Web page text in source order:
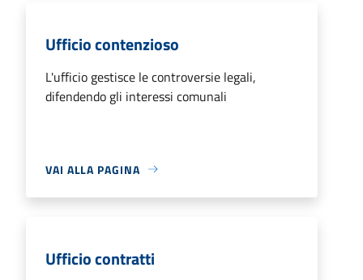
Ufficio contenzioso
L'ufficio gestisce le controversie legali,
difendendo gli interessi comunali
VAI ALLA PAGINA
Ufficio contratti